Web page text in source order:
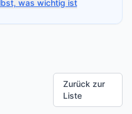
was wichtig ist
Zurück zur
Liste